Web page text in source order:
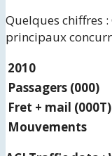
Quelques chiffres :
principaux
2010
Passagers (000)
Fret + mail (000T)
Mouvements